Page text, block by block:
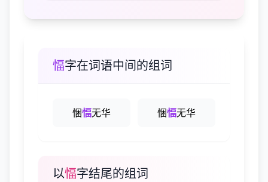
愊字在词语中间的组词
悃愊无华 悃愊无华
以愊字结尾的组词